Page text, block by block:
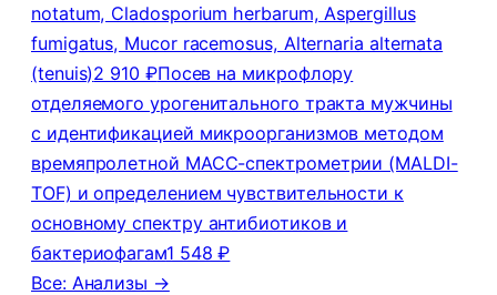
notatum, Cladosporium herbarum, Aspergillus
fumigatus, Mucor racemosus, Alternaria alternata
(tenuis)2 910 ₽Посев на микрофлору
отделяемого урогенитального тракта мужчины
с идентификацией микроорганизмов методом
времяпролетной МАСС-спектрометрии (MALDI-
TOF) и определением чувствительности к
основному спектру антибиотиков и
бактериофагам1 548 ₽
Все: Анализы →